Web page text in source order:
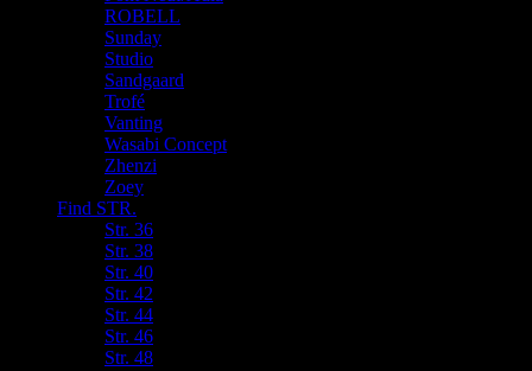
ROBELL
Sunday
Studio
Sandgaard
Trofé
Vanting
Wasabi Concept
Zhenzi
Zoey
Find STR.
Str. 36
Str. 38
Str. 40
Str. 42
Str. 44
Str. 46
Str. 48